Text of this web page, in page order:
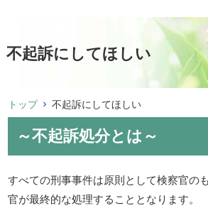
不起訴にしてほしい
トップ 不起訴にしてほしい
～不起訴処分とは～
すべての刑事事件は原則として検察官の
官が最終的な処理することとなります。